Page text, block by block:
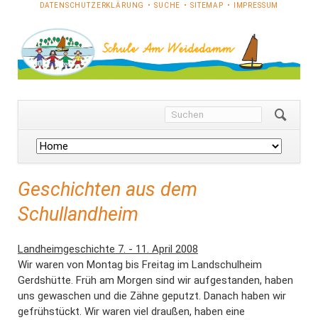
NAVIGATION
DATENSCHUTZERKLÄRUNG SUCHE SITEMAP IMPRESSUM
Navigation
überspringen
Geschichten aus dem
Schullandheim
Landheimgeschichte 7. - 11. April 2008
Wir waren von Montag bis Freitag im Landschulheim
Gerdshütte. Früh am Morgen sind wir aufgestanden, haben
uns gewaschen und die Zähne geputzt. Danach haben wir
gefrühstückt. Wir waren viel draußen, haben eine